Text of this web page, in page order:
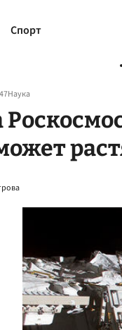
Спорт
Наука